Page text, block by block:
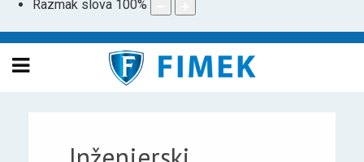
Razmak slova 100%